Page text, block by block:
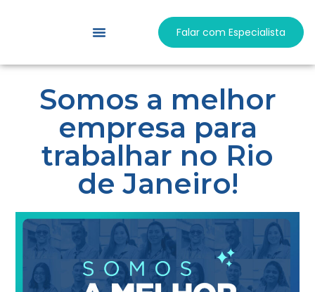
Falar com Especialista
Somos a melhor
empresa para
trabalhar no Rio
de Janeiro!